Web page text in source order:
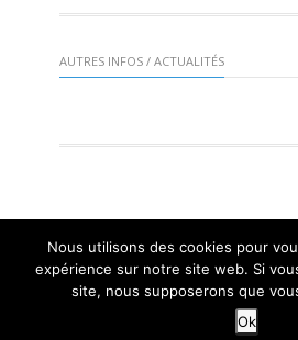
AUTRES INFOS / ACTUALITÉS
Mairie de St Gervais 2016 | Mentions
Mangogo Création
Nous utilisons des cookies pour
expérience sur notre site web. Si
site, nous supposerons que
Ok